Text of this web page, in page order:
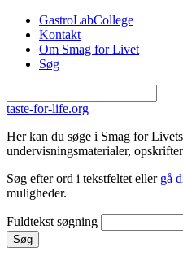
Gå til hovedindhold
GastroLabCollege
Kontakt
Om Smag for Livet
Søg
taste-for-life.org
Her kan du søge i Smag for
undervisningsmaterialer,
Søg efter ord i tekstfeltet eller gå
muligheder.
Fuldtekst søgning